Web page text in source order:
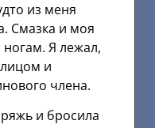
из меня
Смазка и моя
Я лежал,
и
члена.
и бросила